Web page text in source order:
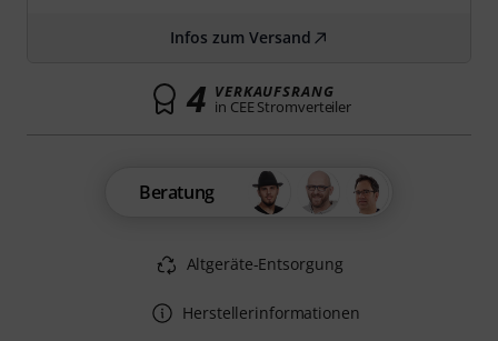
Infos zum Versand
4 VERKAUFSRANG
in CEE Stromverteiler
Beratung
Altgeräte-Entsorgung
Herstellerinformationen